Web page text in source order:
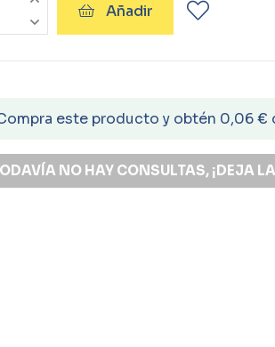
Añadir
este producto y obtén 0,06 €
NO HAY CONSULTAS, ¡DEJA